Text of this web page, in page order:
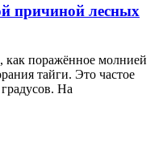
причиной лесных
поражённое молнией
тайги. Это частое
На